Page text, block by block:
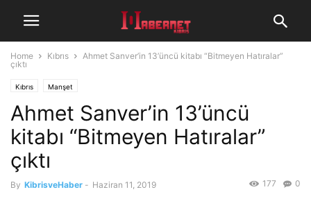
Home Kıbrıs
Ahmet Sanver’in 13’üncü kitabı “Bitmeyen Hatıralar”
çıktı
Kıbrıs Manşet
Ahmet Sanver’in 13’üncü
kitabı “Bitmeyen Hatıralar”
çıktı
By KibrisveHaber - Haziran 11, 2019 0
177